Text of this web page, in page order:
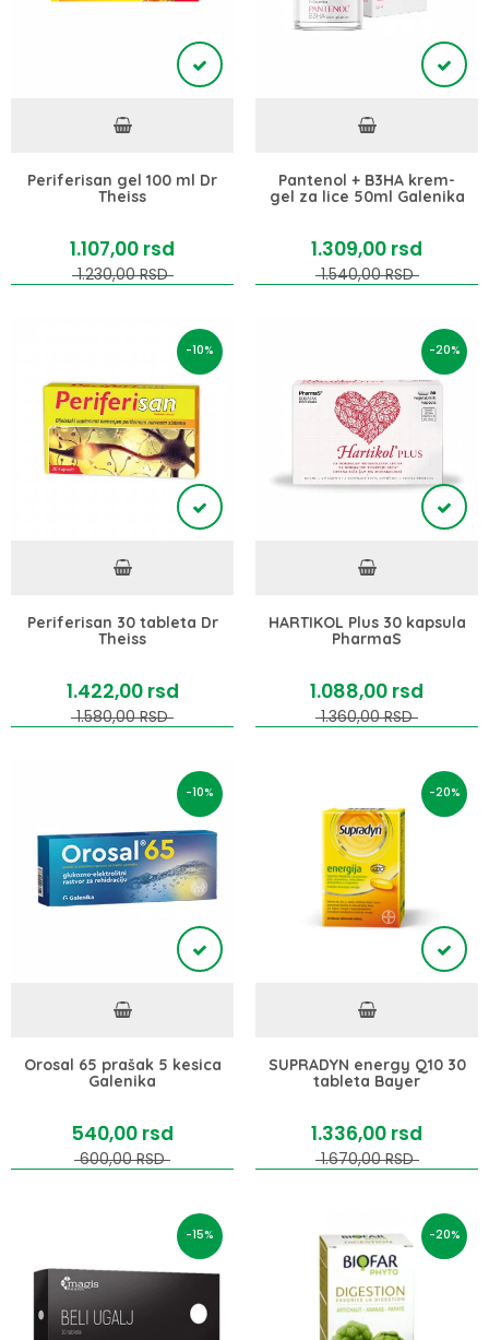
Periferisan gel 100 ml Dr
Theiss
1.107,00 rsd
1.230,00 RSD
Pantenol + B3HA krem-
gel za lice 50ml Galenika
1.309,00 rsd
1.540,00 RSD
-10%
Periferisan 30 tableta Dr
Theiss
1.422,00 rsd
1.580,00 RSD
-20%
HARTIKOL Plus 30 kapsula
PharmaS
1.088,00 rsd
1.360,00 RSD
-10%
Orosal 65 prašak 5 kesica
Galenika
540,00 rsd
600,00 RSD
-20%
SUPRADYN energy Q10 30
tableta Bayer
1.336,00 rsd
1.670,00 RSD
-15% -20%